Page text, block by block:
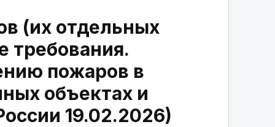
(их отдельных
требования.
пожаров в
объектах и
19.02.2026)